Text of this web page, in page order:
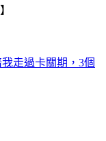
走過卡關期，3個